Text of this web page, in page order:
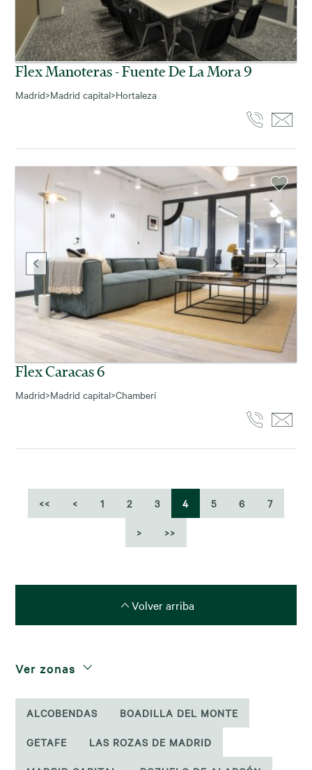
Flex Manoteras - Fuente De La Mora 9
Madrid>Madrid capital>Hortaleza
Flex Caracas 6
Madrid>Madrid capital>Chamberí
<< < 1 2 3 4 5 6 7
> >>
Volver arriba
Ver zonas
ALCOBENDAS BOADILLA DEL MONTE
GETAFE LAS ROZAS DE MADRID